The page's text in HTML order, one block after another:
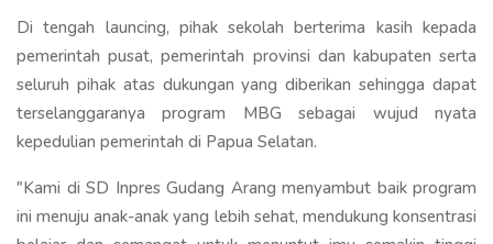
Di tengah launcing, pihak sekolah berterima kasih kepada
pemerintah pusat, pemerintah provinsi dan kabupaten serta
seluruh pihak atas dukungan yang diberikan sehingga dapat
terselanggaranya program MBG sebagai wujud nyata
kepedulian pemerintah di Papua Selatan.
"Kami di SD Inpres Gudang Arang menyambut baik program
ini menuju anak-anak yang lebih sehat, mendukung konsentrasi